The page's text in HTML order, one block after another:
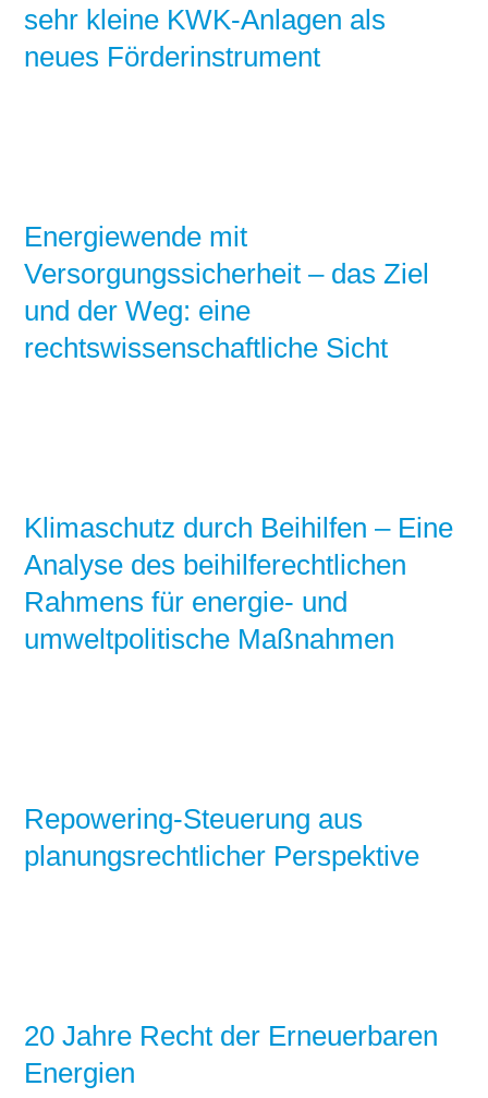
sehr kleine KWK-Anlagen als
neues Förderinstrument
Energiewende mit
Versorgungssicherheit – das Ziel
und der Weg: eine
rechtswissenschaftliche Sicht
Klimaschutz durch Beihilfen – Eine
Analyse des beihilferechtlichen
Rahmens für energie- und
umweltpolitische Maßnahmen
Repowering-Steuerung aus
planungsrechtlicher Perspektive
20 Jahre Recht der Erneuerbaren
Energien